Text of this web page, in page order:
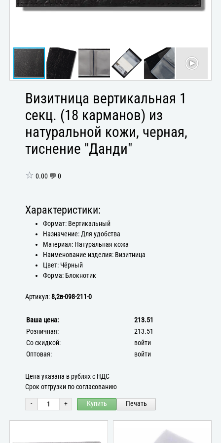
Визитница вертикальная 1
секц. (18 карманов) из
натуральной кожи, черная,
тиснение "Данди"
☆ 0.00 💬 0
Характеристики:
Формат: Вертикальный
Назначение: Для удобства
Материал: Натуральная кожа
Наименование изделия: Визитница
Цвет: Чёрный
Форма: Блокнотик
Артикул:8,2в-098-211-0
Ваша цена:
213.51
Розничная:
213.51
Со скидкой:
войти
Оптовая:
войти
Цена указана в рублях с НДС
Срок отгрузки по согласованию
- + Купить Печать